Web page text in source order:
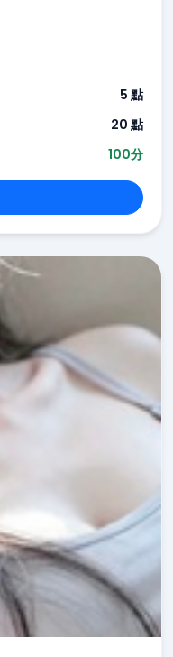
5 點
20 點
100分